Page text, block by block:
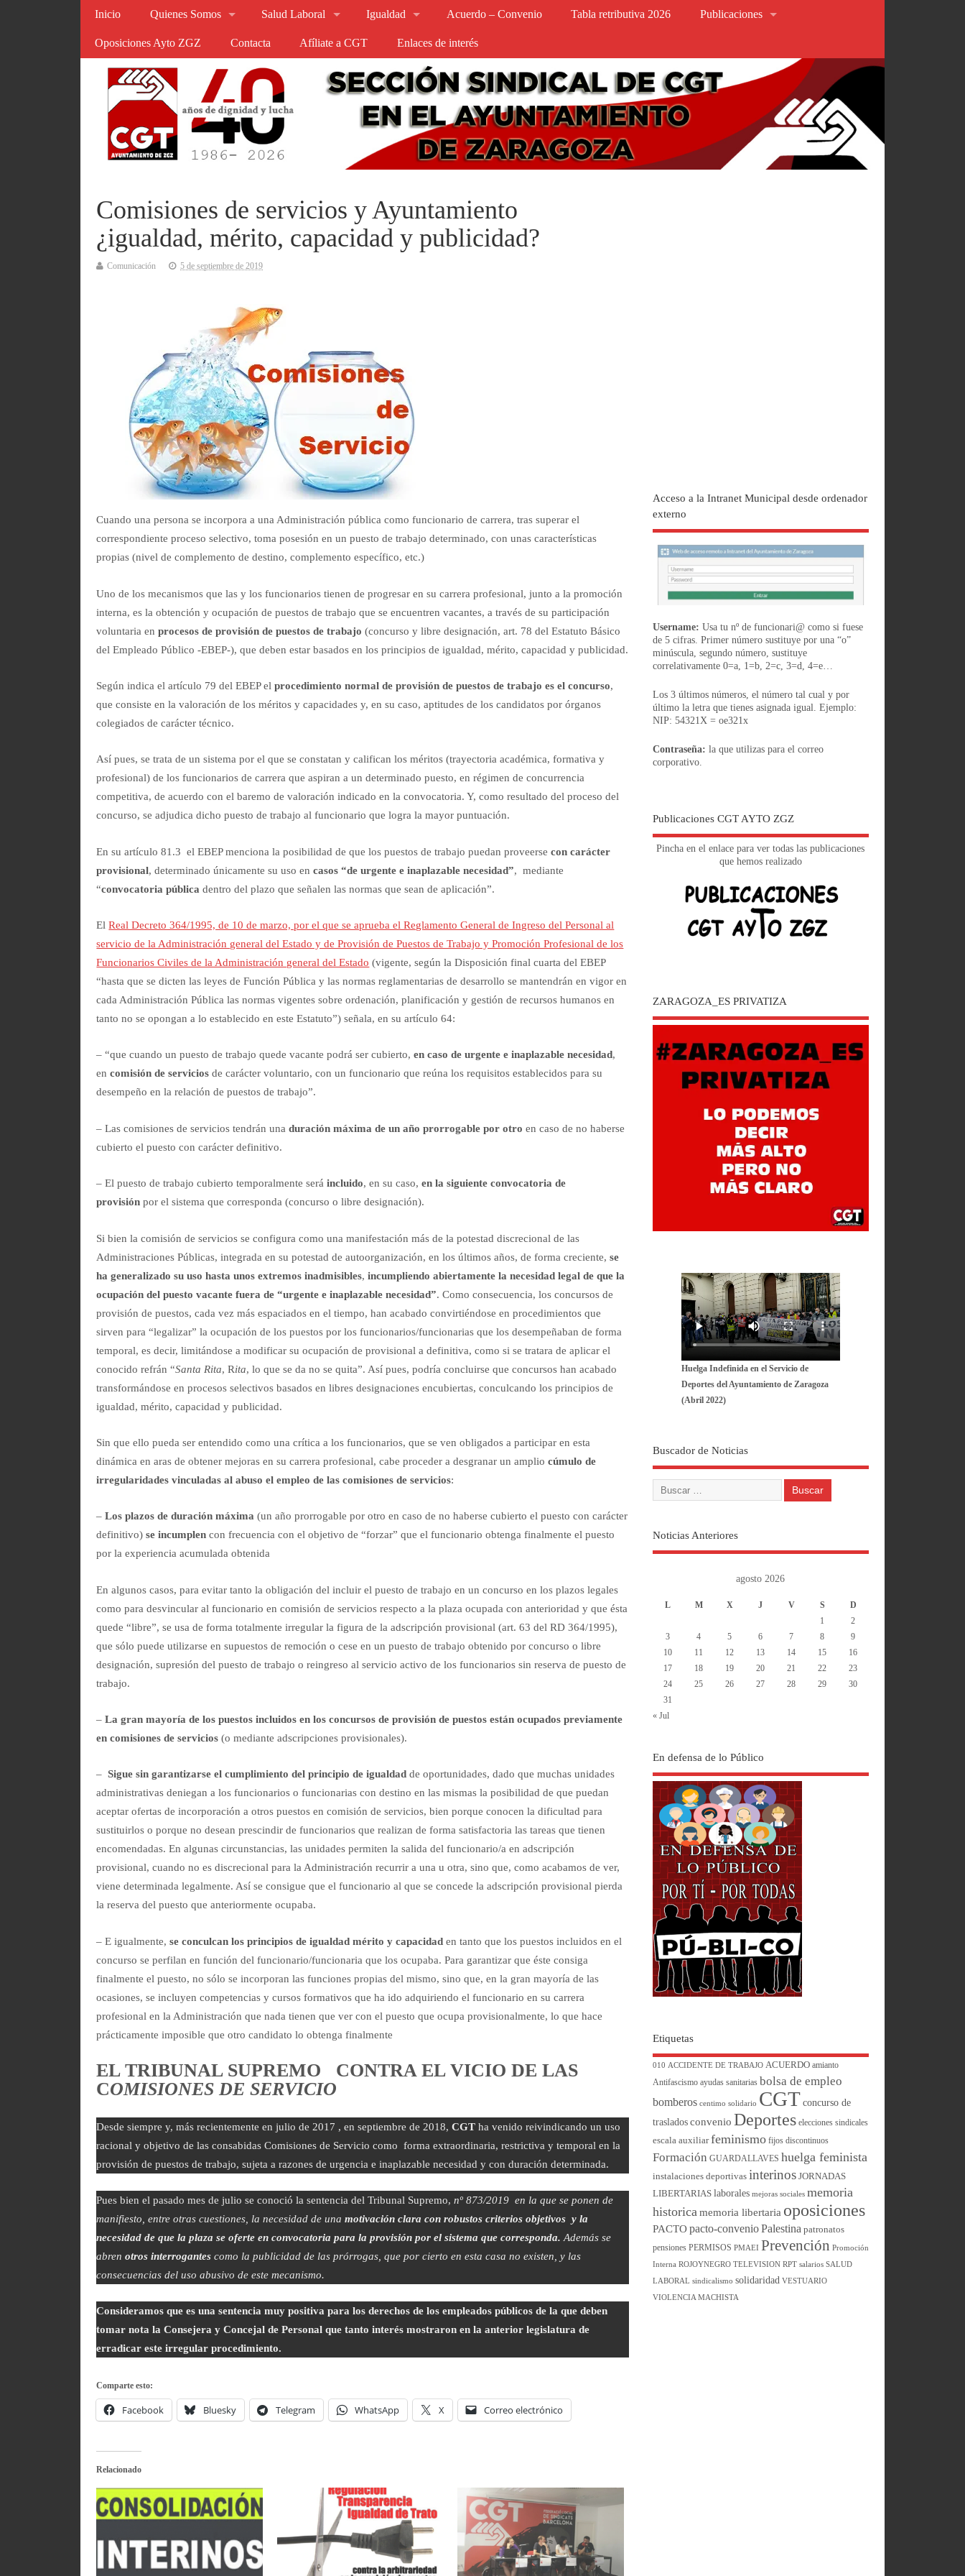
Inicio Quienes Somos Salud Laboral Igualdad Acuerdo – Convenio Tabla retributiva 2026 Publicaciones
Oposiciones Ayto ZGZ Contacta Afíliate a CGT Enlaces de interés
Comisiones de servicios y Ayuntamiento
¿igualdad, mérito, capacidad y publicidad?
Comunicación 5 de septiembre de 2019
Cuando una persona se incorpora a una Administración pública como funcionario de carrera, tras superar el
correspondiente proceso selectivo, toma posesión en un puesto de trabajo determinado, con unas características
propias (nivel de complemento de destino, complemento específico, etc.)
Uno de los mecanismos que las y los funcionarios tienen de progresar en su carrera profesional, junto a la promoción
interna, es la obtención y ocupación de puestos de trabajo que se encuentren vacantes, a través de su participación
voluntaria enprocesos de provisión de puestos de trabajo (concurso y libre designación, art. 78 del Estatuto Básico
del Empleado Público -EBEP-), que deben estar basados en los principios de igualdad, mérito, capacidad y publicidad.
Según indica el artículo 79 del EBEP elprocedimiento normal de provisión de puestos de trabajo es el concurso,
que consiste en la valoración de los méritos y capacidades y, en su caso, aptitudes de los candidatos por órganos
colegiados de carácter técnico.
Así pues, se trata de un sistema por el que se constatan y califican los méritos (trayectoria académica, formativa y
profesional) de los funcionarios de carrera que aspiran a un determinado puesto, en régimen de concurrencia
competitiva, de acuerdo con el baremo de valoración indicado en la convocatoria. Y, como resultado del proceso del
concurso, se adjudica dicho puesto de trabajo al funcionario que logra la mayor puntuación.
En su artículo 81.3 el EBEP menciona la posibilidad de que los puestos de trabajo puedan proveersecon carácter
provisional, determinado únicamente su uso encasos “de urgente e inaplazable necesidad”, mediante
“convocatoria pública dentro del plazo que señalen las normas que sean de aplicación”.
ElReal Decreto 364/1995, de 10 de marzo, por el que se aprueba el Reglamento General de Ingreso del Personal al
servicio de la Administración general del Estado y de Provisión de Puestos de Trabajo y Promoción Profesional de los
Funcionarios Civiles de la Administración general del Estado (vigente, según la Disposición final cuarta del EBEP
“hasta que se dicten las leyes de Función Pública y las normas reglamentarias de desarrollo se mantendrán en vigor en
cada Administración Pública las normas vigentes sobre ordenación, planificación y gestión de recursos humanos en
tanto no se opongan a lo establecido en este Estatuto”) señala, en su artículo 64:
– “que cuando un puesto de trabajo quede vacante podrá ser cubierto,en caso de urgente e inaplazable necesidad,
encomisión de servicios de carácter voluntario, con un funcionario que reúna los requisitos establecidos para su
desempeño en la relación de puestos de trabajo”.
– Las comisiones de servicios tendrán unaduración máxima de un año prorrogable por otro en caso de no haberse
cubierto el puesto con carácter definitivo.
– El puesto de trabajo cubierto temporalmente seráincluido, en su caso,en la siguiente convocatoria de
provisión por el sistema que corresponda (concurso o libre designación).
Si bien la comisión de servicios se configura como una manifestación más de la potestad discrecional de las
Administraciones Públicas, integrada en su potestad de autoorganización, en los últimos años, de forma creciente,se
ha generalizado su uso hasta unos extremos inadmisibles,incumpliendo abiertamente la necesidad legal de que la
ocupación del puesto vacante fuera de “urgente e inaplazable necesidad”. Como consecuencia, los concursos de
provisión de puestos, cada vez más espaciados en el tiempo, han acabado convirtiéndose en procedimientos que
sirven para “legalizar” la ocupación de los puestos por los funcionarios/funcionarias que los desempeñaban de forma
temporal, es decir, limitándose a modificar su ocupación de provisional a definitiva, como si se tratara de aplicar el
conocido refrán “Santa Rita, Rita, lo que se da no se quita”. Así pues, podría concluirse que concursos han acabado
transformándose en procesos selectivos basados en libres designaciones encubiertas, conculcando los principios de
igualdad, mérito, capacidad y publicidad.
Sin que ello pueda ser entendido como una crítica a los funcionarios, que se ven obligados a participar en esta
dinámica en aras de obtener mejoras en su carrera profesional, cabe proceder a desgranar un ampliocúmulo de
irregularidades vinculadas al abuso el empleo de las comisiones de servicios:
–Los plazos de duración máxima (un año prorrogable por otro en caso de no haberse cubierto el puesto con carácter
definitivo)se incumplen con frecuencia con el objetivo de “forzar” que el funcionario obtenga finalmente el puesto
por la experiencia acumulada obtenida
En algunos casos, para evitar tanto la obligación del incluir el puesto de trabajo en un concurso en los plazos legales
como para desvincular al funcionario en comisión de servicios respecto a la plaza ocupada con anterioridad y que ésta
quede “libre”, se usa de forma totalmente irregular la figura de la adscripción provisional (art. 63 del RD 364/1995),
que sólo puede utilizarse en supuestos de remoción o cese en un puesto de trabajo obtenido por concurso o libre
designación, supresión del puesto de trabajo o reingreso al servicio activo de los funcionarios sin reserva de puesto de
trabajo.
–La gran mayoría de los puestos incluidos en los concursos de provisión de puestos están ocupados previamente
en comisiones de servicios (o mediante adscripciones provisionales).
–Sigue sin garantizarse el cumplimiento del principio de igualdad de oportunidades, dado que muchas unidades
administrativas deniegan a los funcionarios o funcionarias con destino en las mismas la posibilidad de que puedan
aceptar ofertas de incorporación a otros puestos en comisión de servicios, bien porque conocen la dificultad para
sustituirlos o porque no desean prescindir de funcionarios que realizan de forma satisfactoria las tareas que tienen
encomendadas. En algunas circunstancias, las unidades permiten la salida del funcionario/a en adscripción
provisional, cuando no es discrecional para la Administración recurrir a una u otra, sino que, como acabamos de ver,
viene determinada legalmente. Así se consigue que el funcionario al que se concede la adscripción provisional pierda
la reserva del puesto que anteriormente ocupaba.
– E igualmente,se conculcan los principios de igualdad mérito y capacidad en tanto que los puestos incluidos en el
concurso se perfilan en función del funcionario/funcionaria que los ocupaba. Para garantizar que éste consiga
finalmente el puesto, no sólo se incorporan las funciones propias del mismo, sino que, en la gran mayoría de las
ocasiones, se incluyen competencias y cursos formativos que ha ido adquiriendo el funcionario en su carrera
profesional en la Administración que nada tienen que ver con el puesto que ocupa provisionalmente, lo que hace
prácticamente imposible que otro candidato lo obtenga finalmente
EL TRIBUNAL SUPREMO CONTRA EL VICIO DE LAS
COMISIONES DE SERVICIO
Desde siempre y, más recientemente en julio de 2017 , en septiembre de 2018,CGT ha venido reivindicando un uso
racional y objetivo de las consabidas Comisiones de Servicio como forma extraordinaria, restrictiva y temporal en la
provisión de puestos de trabajo, sujeta a razones de urgencia e inaplazable necesidad y con duración determinada.
Pues bien el pasado mes de julio se conoció la sentencia del Tribunal Supremo, nº 873/2019 en la que se ponen de
manifiesto, entre otras cuestiones, la necesidad de unamotivación clara con robustos criterios objetivos y la
necesidad de que la plaza se oferte en convocatoria para la provisión por el sistema que corresponda. Además se
abrenotros interrogantes como la publicidad de las prórrogas, que por cierto en esta casa no existen, y las
consecuencias del uso abusivo de este mecanismo.
Consideramos que es una sentencia muy positiva para los derechos de los empleados públicos de la que deben
tomar nota la Consejera y Concejal de Personal que tanto interés mostraron en la anterior legislatura de
erradicar este irregular procedimiento.
Comparte esto:
Facebook Bluesky Telegram WhatsApp X Correo electrónico
Relacionado
Acceso a la Intranet Municipal desde ordenador
externo
Username: Usa tu nº de funcionari@ como si fuese
de 5 cifras. Primer número sustituye por una “o”
minúscula, segundo número, sustituye
correlativamente 0=a, 1=b, 2=c, 3=d, 4=e…
Los 3 últimos números, el número tal cual y por
último la letra que tienes asignada igual. Ejemplo:
NIP: 54321X = oe321x
Contraseña: la que utilizas para el correo
corporativo.
Publicaciones CGT AYTO ZGZ
Pincha en el enlace para ver todas las publicaciones
que hemos realizado
ZARAGOZA_ES PRIVATIZA
Huelga Indefinida en el Servicio de
Deportes del Ayuntamiento de Zaragoza
(Abril 2022)
Buscador de Noticias
Noticias Anteriores
agosto 2026
L M X J V S
D
1
2
3
4 5 6 7 8
9
10
11 12 13 14 15
16
17
18 19 20 21 22
23
24
25 26 27 28 29
30
31
« Jul
En defensa de lo Público
Etiquetas
010 ACCIDENTE DE TRABAJO ACUERDO amianto
Antifascismo ayudas sanitarias bolsa de empleo
bomberos centimo solidario CGT concurso de
traslados convenio Deportes elecciones sindicales
escala auxiliar feminismo fijos discontinuos
Formación GUARDALLAVES huelga feminista
instalaciones deportivas interinos JORNADAS
LIBERTARIAS laborales mejoras sociales memoria
historica memoria libertaria oposiciones
PACTO pacto-convenio Palestina patronatos
pensiones PERMISOS PMAEI Prevención Promoción
Interna ROJOYNEGRO TELEVISION RPT salarios SALUD
LABORAL sindicalismo solidaridad VESTUARIO
VIOLENCIA MACHISTA